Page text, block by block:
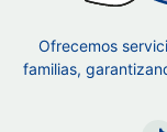
Ofrecemos
familias,